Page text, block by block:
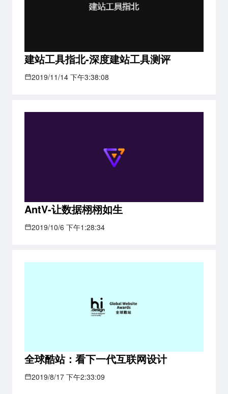
建站工具指北-深度建站工具测评
2019/11/14 下午3:38:08
AntV-让数据栩栩如生
2019/10/6 下午1:28:34
全球酷站：看下一代互联网设计
2019/8/17 下午2:33:09